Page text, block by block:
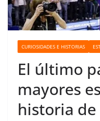
CURIOSIDADES E HISTORIAS
El último
mayores
historia de